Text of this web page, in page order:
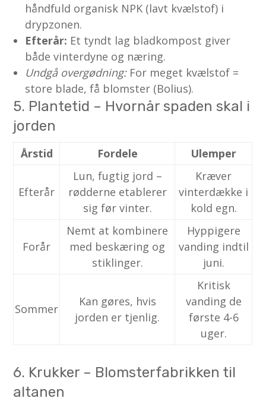
håndfuld organisk NPK (lavt kvælstof) i
drypzonen.
Efterår: Et tyndt lag bladkompost giver
både vinterdyne og næring.
Undgå overgødning:For meget kvælstof =
store blade, få blomster (Bolius).
5. Plantetid – Hvornår spaden skal i
jorden
Årstid Fordele Ulemper
Efterår
Lun, fugtig jord –
rødderne etablerer
sig før vinter.
Kræver
vinterdække i
kold egn.
Forår
Nemt at kombinere
med beskæring og
stiklinger.
Hyppigere
vanding indtil
juni.
Sommer
Kan gøres, hvis
jorden er tjenlig.
Kritisk
vanding de
første 4-6
uger.
6. Krukker – Blomsterfabrikken til
altanen